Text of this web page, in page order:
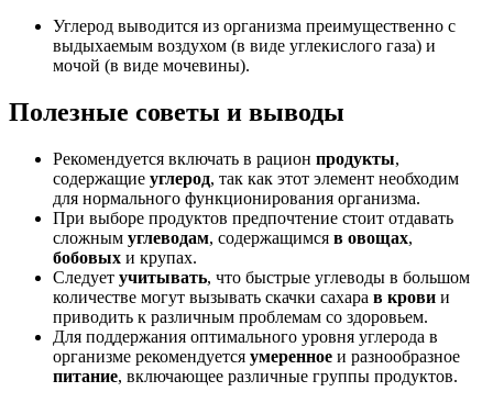
Углерод выводится из организма преимущественно с
выдыхаемым воздухом (в виде углекислого газа) и
мочой (в виде мочевины).
Полезные советы и выводы
Рекомендуется включать в рацион продукты,
содержащие углерод, так как этот элемент необходим
для нормального функционирования организма.
При выборе продуктов предпочтение стоит отдавать
сложным углеводам, содержащимся в овощах,
бобовых и крупах.
Следует учитывать, что быстрые углеводы в большом
количестве могут вызывать скачки сахара в крови и
приводить к различным проблемам со здоровьем.
Для поддержания оптимального уровня углерода в
организме рекомендуется умеренное и разнообразное
питание, включающее различные группы продуктов.